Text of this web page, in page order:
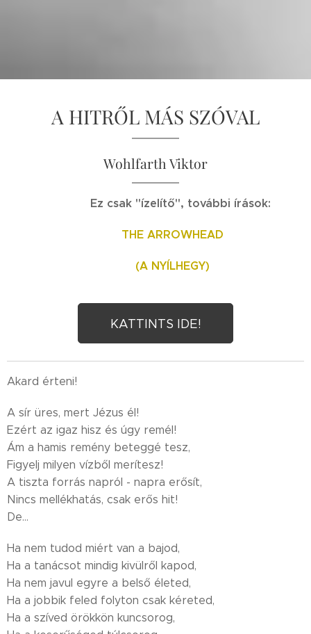
A HITRŐL MÁS SZÓVAL
Wohlfarth Viktor
Ez csak "ízelítő", további írások:
THE ARROWHEAD
(A NYÍLHEGY)
KATTINTS IDE!
Akard érteni!
A sír üres, mert Jézus él!
Ezért az igaz hisz és úgy remél!
Ám a hamis remény beteggé tesz,
Figyelj milyen vízből merítesz!
A tiszta forrás napról - napra erősít,
Nincs mellékhatás, csak erős hit!
De...
Ha nem tudod miért van a bajod,
Ha a tanácsot mindig kivülről kapod,
Ha nem javul egyre a belső életed,
Ha a jobbik feled folyton csak kéreted,
Ha a szíved örökkön kuncsorog,